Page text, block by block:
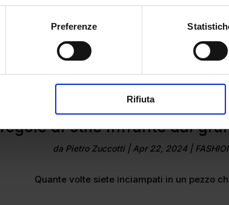
Preferenze
Rifiuta
di stile infrante dai
da Pietro Zuccotti| Apr 22, 2024|
Quante volte siete inciampati in un pezzo